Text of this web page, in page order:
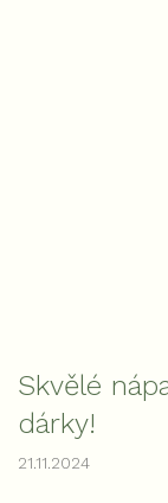
Skvělé
dárky!
21.11.2024